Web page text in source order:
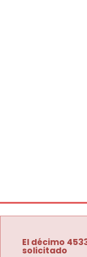
El décimo
solicitado